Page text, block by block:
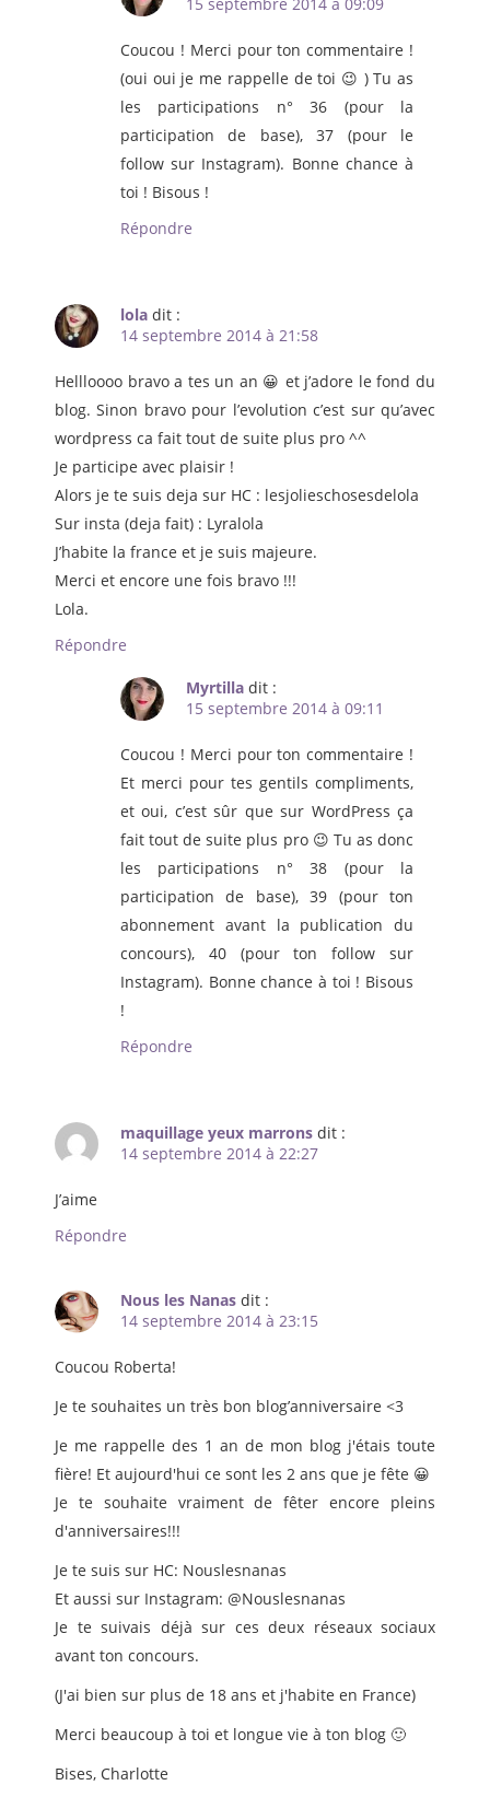
Coucou ! Merci pour ton commentaire !
(oui oui je me rappelle de toi 😉 ) Tu as
les participations n° 36 (pour la
participation de base), 37 (pour le
follow sur Instagram). Bonne chance à
toi ! Bisous !
Répondre
lola dit :
14 septembre 2014 à 21:58
Hellloooo bravo a tes un an 😀 et j’adore le fond du
blog. Sinon bravo pour l’evolution c’est sur qu’avec
wordpress ca fait tout de suite plus pro ^^
Je participe avec plaisir !
Alors je te suis deja sur HC : lesjolieschosesdelola
Sur insta (deja fait) : Lyralola
J’habite la france et je suis majeure.
Merci et encore une fois bravo !!!
Lola.
Répondre
Myrtilla dit :
15 septembre 2014 à 09:11
Coucou ! Merci pour ton commentaire !
Et merci pour tes gentils compliments,
et oui, c’est sûr que sur WordPress ça
fait tout de suite plus pro 😉 Tu as donc
les participations n° 38 (pour la
participation de base), 39 (pour ton
abonnement avant la publication du
concours), 40 (pour ton follow sur
Instagram). Bonne chance à toi ! Bisous
!
Répondre
maquillage yeux marrons dit :
14 septembre 2014 à 22:27
J’aime
Répondre
Nous les Nanas dit :
14 septembre 2014 à 23:15
Coucou Roberta!
Je te souhaites un très bon blog’anniversaire <3
Je me rappelle des 1 an de mon blog j'étais toute
fière! Et aujourd'hui ce sont les 2 ans que je fête 😀
Je te souhaite vraiment de fêter encore pleins
d'anniversaires!!!
Je te suis sur HC: Nouslesnanas
Et aussi sur Instagram: @Nouslesnanas
Je te suivais déjà sur ces deux réseaux sociaux
avant ton concours.
(J'ai bien sur plus de 18 ans et j'habite en France)
Merci beaucoup à toi et longue vie à ton blog 🙂
Bises, Charlotte